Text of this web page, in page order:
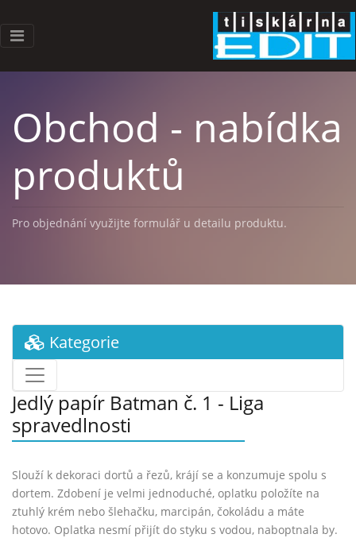
Obchod - nabídka
produktů
Pro objednání využijte formulář u detailu produktu.
Kategorie
Jedlý papír Batman č. 1 - Liga
spravedlnosti
Slouží k dekoraci dortů a řezů, krájí se a konzumuje spolu s
dortem. Zdobení je velmi jednoduché, oplatku položíte na
ztuhlý krém nebo šlehačku, marcipán, čokoládu a máte
hotovo. Oplatka nesmí přijít do styku s vodou, naboptnala by.